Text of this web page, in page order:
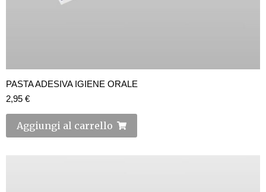
PASTA ADESIVA IGIENE ORALE
2,95 €
Aggiungi al carrello